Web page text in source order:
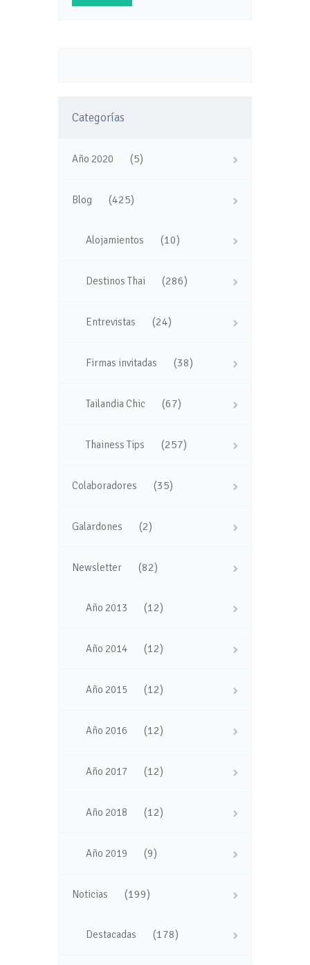
Categorías
Año 2020 (5)
Blog (425)
Alojamientos (10)
Destinos Thai (286)
Entrevistas (24)
Firmas invitadas (38)
Tailandia Chic (67)
Thainess Tips (257)
Colaboradores (35)
Galardones (2)
Newsletter (82)
Año 2013 (12)
Año 2014 (12)
Año 2015 (12)
Año 2016 (12)
Año 2017 (12)
Año 2018 (12)
Año 2019 (9)
Noticias (199)
Destacadas (178)